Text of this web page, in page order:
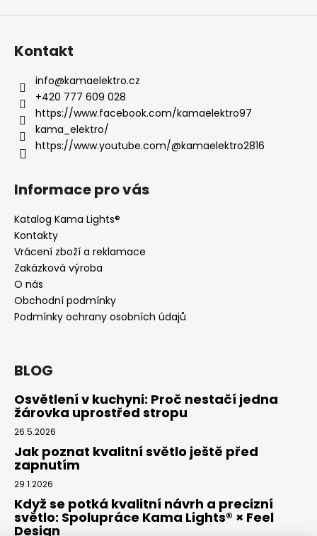
Kontakt
info@kamaelektro.cz
+420 777 609 028
https://www.facebook.com/kamaelektro97
kama_elektro/
https://www.youtube.com/@kamaelektro2816
Informace pro vás
Katalog Kama Lights®
Kontakty
Vrácení zboží a reklamace
Zakázková výroba
O nás
Obchodní podmínky
Podmínky ochrany osobních údajů
BLOG
Osvětlení v kuchyni: Proč nestačí jedna
žárovka uprostřed stropu
26.5.2026
Jak poznat kvalitní světlo ještě před
zapnutím
29.1.2026
Když se potká kvalitní návrh a precizní
světlo: Spolupráce Kama Lights® × Feel
Design